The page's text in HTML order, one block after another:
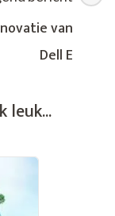
van
Dell E
leuk...